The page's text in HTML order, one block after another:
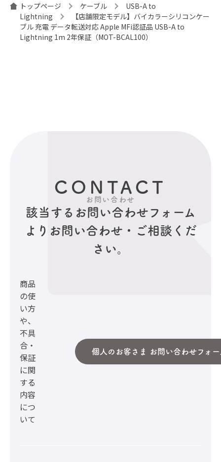
トップページ ケーブル
USB-A to
Lightning
【店舗限定モデル】バイカラーシリコンケー
ブル 充電 データ転送対応 Apple MFi認証品 USB-A to
Lightning 1m 2年保証（MOT-BCAL100）
CONTACT
お問い合わせ
該当するお問い合わせフォーム
より お問い合わせ・ご相談くだ
さい。
商品
の使
い方
や、
不具
合・
保証
に関
する
内容
につ
いて
個人のお客さま お問い合わせフォー